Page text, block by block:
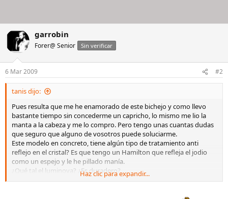
garrobin
Forer@ Senior Sin verificar
6 Mar 2009 #2
tanis dijo:
Pues resulta que me he enamorado de este bichejo y como llevo
bastante tiempo sin concederme un capricho, lo mismo me lio la
manta a la cabeza y me lo compro. Pero tengo unas cuantas dudas
que seguro que alguno de vosotros puede soluciarme.
Este modelo en concreto, tiene algún tipo de tratamiento anti
reflejo en el cristal? Es que tengo un Hamilton que refleja el jodio
como un espejo y le he pillado manía.
¿Qué tal el luminova? ¿Es duradero?
Y ya por último ¿mejor con armis o caucho?
Haz clic para expandir...